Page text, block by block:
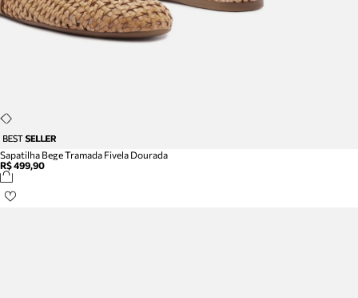
Sapatilha Bege Tramada Fivela Dourada
R$ 499,90